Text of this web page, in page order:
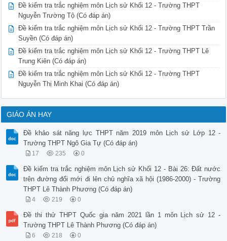
Mĩ ở Đông Dương.
D. Đều sử dụng chính sách bình định để chiếm đất giành
Câu 8 : Đoạn trích: “Bất kì đàn ông, đàn bà, bất kì người
phái, dân tộc. Hễ là người Việt Nam thì phải đứng lên
nội dung nào của đường lối kháng chiến chốngthực dân Pháp
A. Tự lực cánh sinh kháng chiến.. B. Toàn diện kháng
C. Toàn dân kháng chiến. D. Trường kì kháng chiến.
Câu 9 : Đâu là thắng lợi quan trọng nhất mà nhân dân Việt
định Giơnevơ (1954) và Hiệp định Pari (1973)?
Trang 1/4 – Mã đề 501 D. Cuộc kháng chiến chống thực dân
Cách mạng miền Nam là
A. chống lại sự bắn phá và ném bom ác liệt của chính quyền
B. cùng với miền Bắc tiến hành công cuộc xây dựng chủ
C. hàn gắn vết thương chiến tranh, khôi phục kinh tế.
D. tiếp tục cuộc cách mạng dân tộc dân chủ nhân dân.
Câu 22 : Đặc điểm nổi bật của nền kinh tế Mĩ so với kinh tế
A. Kinh tế Mĩ phát triển nhanh và luôn giữ vững vị trí
C. Kinh tế Mĩ bị các nước tư bản Tây Âu và Nhật Bản cạnh
D. Kinh tế Mĩ phát triển nhanh, nhưng thường xuyên xảy ra
Câu 23 : So với chiến dịch Điện Biên Phủ (1954), chiến
và ý nghĩa lịch sử?
A. Làm xoay chuyển cục diện chiến tranh, tạo điều kiện
B. Đập tan hoàn toàn kế hoạch quân sự của địch.
C. Giải phóng hoàn toàn miền Bắc, tạo tiền đề để hoàn
dân.
D. Là dấu mốc kết thúc cuộc chiến tranh giải phóng dân
Đề kiểm tra trắc nghiệm môn Lịch sử Khối 12 - Trường THPT
Nguyễn Trường Tộ (Có đáp án)
Đề kiểm tra trắc nghiệm môn Lịch sử Khối 12 - Trường THPT Trần
Suyền (Có đáp án)
Đề kiểm tra trắc nghiệm môn Lịch sử Khối 12 - Trường THPT Lê
Trung Kiên (Có đáp án)
Đề kiểm tra trắc nghiệm môn Lịch sử Khối 12 - Trường THPT
Nguyễn Thị Minh Khai (Có đáp án)
GIÁO ÁN HAY
Đề khảo sát năng lực THPT năm 2019 môn Lịch sử Lớp 12 -
Trường THPT Ngô Gia Tự (Có đáp án)
17 235 0
Đề kiểm tra trắc nghiệm môn Lịch sử Khối 12 - Bài 26: Đất nước
trên đường đổi mới đi lên chủ nghĩa xã hội (1986-2000) - Trường
THPT Lê Thành Phương (Có đáp án)
4 219 0
Đề thi thử THPT Quốc gia năm 2021 lần 1 môn Lịch sử 12 -
Trường THPT Lê Thành Phương (Có đáp án)
6 218 0